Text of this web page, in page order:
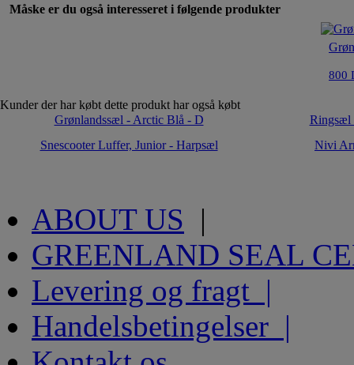
Måske er du også interesseret i følgende produkter
800
Kunder der har købt dette produkt har også købt
Grønlandssæl - Arctic Blå - D
Ringsæl
Snescooter Luffer, Junior - Harpsæl
Nivi
ABOUT US |
GREENLAND SEAL
Levering og fragt |
Handelsbetingelser |